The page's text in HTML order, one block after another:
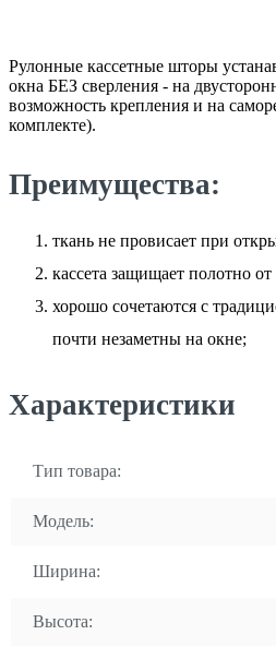
Рулонные кассетные шторы
окна БЕЗ сверления - на
возможность крепления и на
комплекте).
Преимущества:
ткань не провисает при
кассета защищает полотно
хорошо сочетаются с
почти незаметны на окне;
Характеристики
Тип товара:
Модель:
Ширина:
Высота: